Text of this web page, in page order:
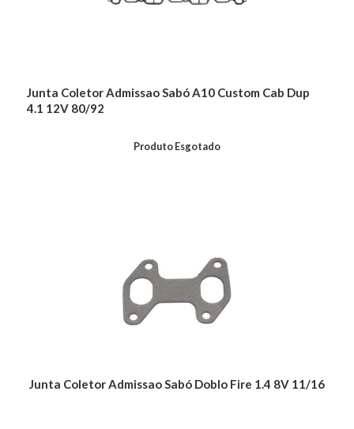
Junta Coletor Admissao Sabó A10 Custom Cab Dup
4.1 12V 80/92
Produto Esgotado
Junta Coletor Admissao Sabó Doblo Fire 1.4 8V 11/16